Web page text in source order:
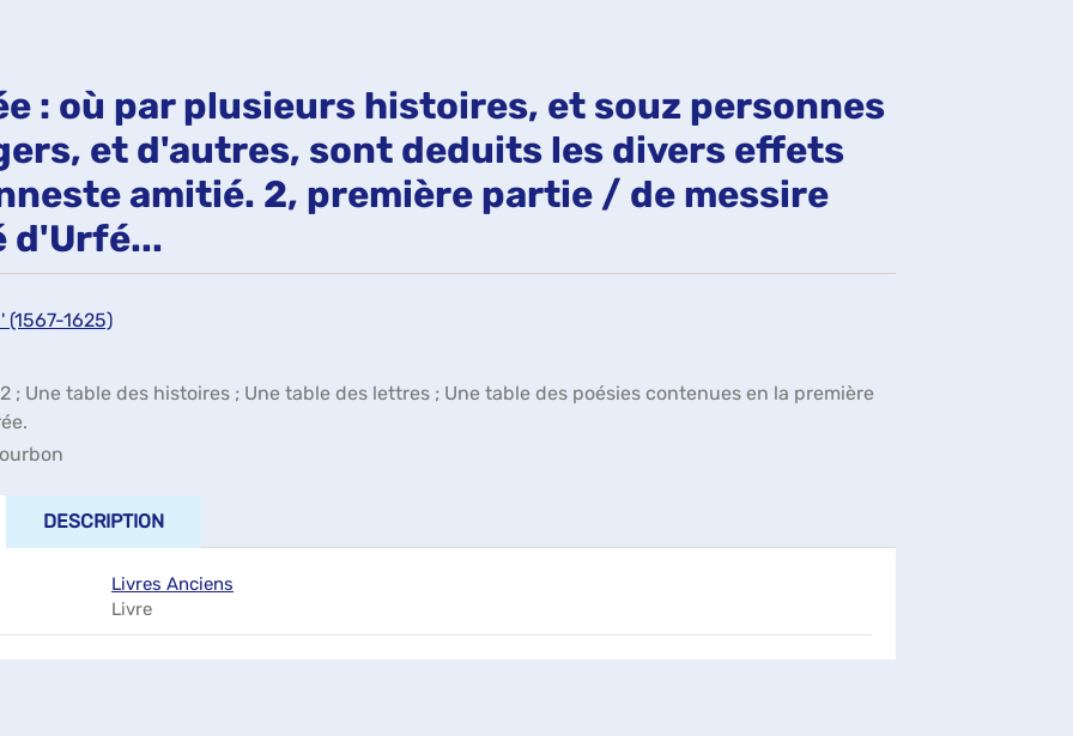
: où par plusieurs histoires, et souz personnes
et d'autres, sont deduits les divers effets
amitié. 2, première partie / de messire
d'Urfé...
(1567-1625)
; Une table des histoires ; Une table des lettres ; Une table des poésies contenues en la première
DESCRIPTION
Livres Anciens
Livre